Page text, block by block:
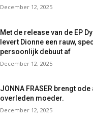
December 12, 2025
Met de release van de EP
levert Dionne een rauw,
persoonlijk debuut af
December 12, 2025
JONNA FRASER brengt ode
overleden moeder.
December 12, 2025